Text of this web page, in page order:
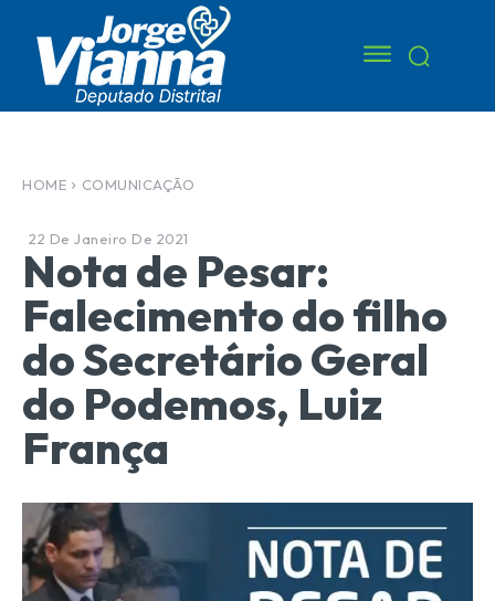
HOME COMUNICAÇÃO
22 De Janeiro De 2021
Nota de Pesar:
Falecimento do filho
do Secretário Geral
do Podemos, Luiz
França